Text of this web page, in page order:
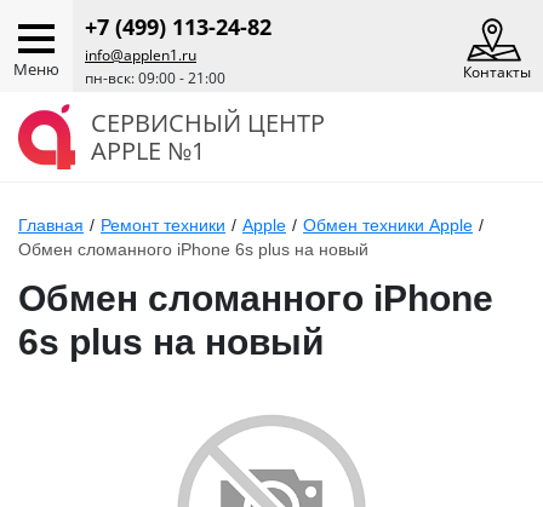
Меню
+7 (499) 113-24-82
info@applen1.ru
пн-вск: 09:00 - 21:00
Контакты
СЕРВИСНЫЙ ЦЕНТР
APPLE №1
Главная / Ремонт техники / Apple / Обмен техники Apple /
Обмен сломанного iPhone 6s plus на новый
Обмен сломанного iPhone
6s plus на новый